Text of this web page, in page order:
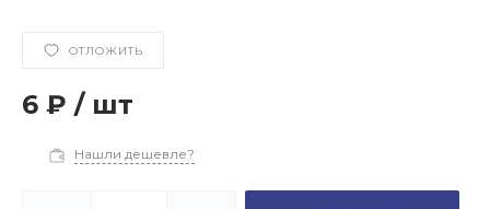
ОТЛОЖИТЬ
6 ₽ / шт
Нашли дешевле?